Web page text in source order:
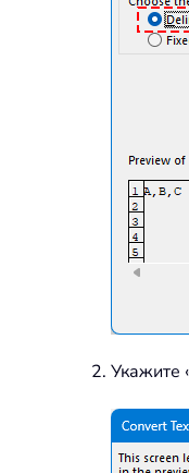
Укажите